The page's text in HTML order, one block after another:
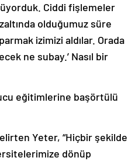
Ciddi fişlemeler
olduğumuz süre
izimizi aldılar. Orada
ne subay.’ Nasıl bir
eğitimlerine başörtülü
Yeter, “Hiçbir şekilde
dönüp